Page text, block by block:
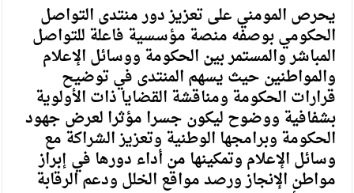
يحرص المومني على تعزيز دور منتدى التواصل
الحكومي بوصفه منصة مؤسسية فاعلة للتواصل
المباشر والمستمر بين الحكومة ووسائل الإعلام
والمواطنين حيث يسهم المنتدى في توضيح
قرارات الحكومة ومناقشة القضايا ذات الأولوية
بشفافية ووضوح ليكون جسرا مؤثرا لعرض جهود
الحكومة وبرامجها الوطنية وتعزيز الشراكة مع
وسائل الإعلام وتمكينها من أداء دورها في إبراز
مواطن الإنجاز ورصد مواقع الخلل ودعم الرقابة